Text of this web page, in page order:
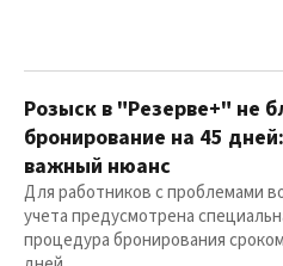
Розыск в "Резерве+" не
бронирование на 45
важный нюанс
Для работников с проблемами
учета предусмотрена
процедура бронирования